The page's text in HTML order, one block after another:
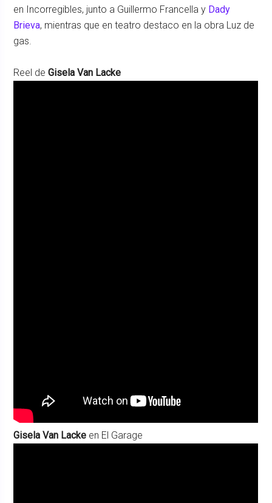
en Incorregibles, junto a Guillermo Francella y Dady
Brieva, mientras que en teatro destaco en la obra Luz de
gas.
Reel deGisela Van Lacke
Gisela Van Lacke en El Garage